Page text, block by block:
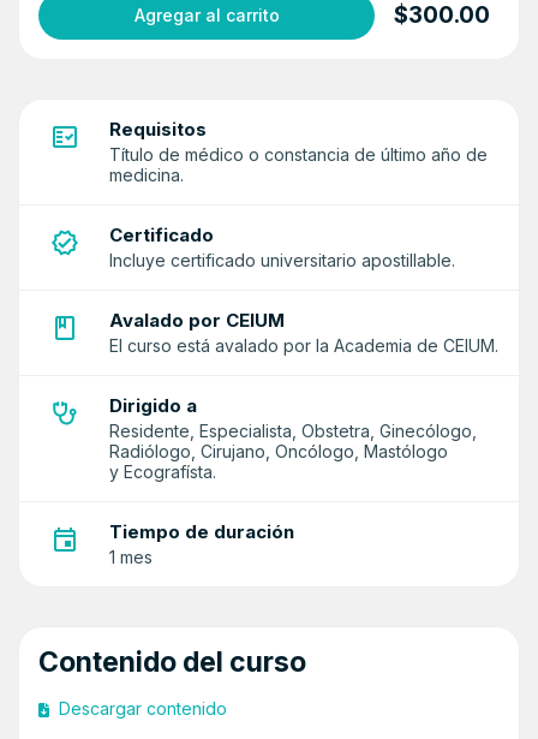
Agregar al carrito $300.00
Requisitos
Título de médico o constancia de último año de
medicina.
Certificado
Incluye certificado universitario apostillable.
Avalado por CEIUM
El curso está avalado por la Academia de CEIUM.
Dirigido a
Residente, Especialista, Obstetra, Ginecólogo,
Radiólogo, Cirujano, Oncólogo, Mastólogo
y Ecografísta.
Tiempo de duración
1 mes
Contenido del curso
Descargar contenido